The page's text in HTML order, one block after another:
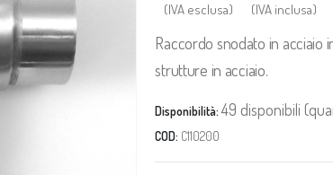
(IVA esclusa) (IVA inclusa)
Raccordo snodato in acciaio
strutture in acciaio.
Disponibilità:49 disponibili
COD: C110200